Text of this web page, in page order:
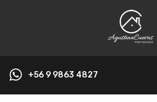
+56 9 9863 4827